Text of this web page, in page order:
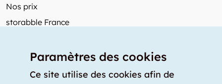
Nos prix
storabble France
Articles de presse
Paramètres des cookies
Ce site utilise des cookies afin de